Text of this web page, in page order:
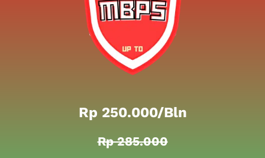
Rp 250.000/bln
Rp 285.000